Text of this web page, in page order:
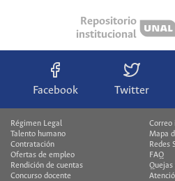
Repositorio
institucional
Facebook Twitter
Régimen Legal
Talento humano
Contratación
Ofertas de empleo
Rendición de cuentas
Concurso docente
Correo
Mapa
Redes
FAQ